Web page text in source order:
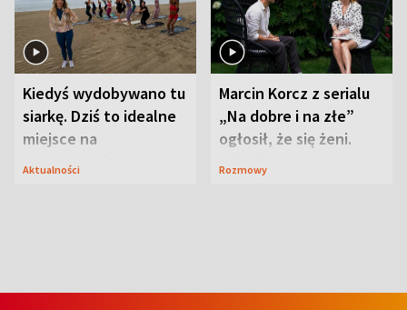
Kiedyś wydobywano tu
siarkę. Dziś to idealne
miejsce na
wypoczynek
Aktualności
Marcin Korcz z serialu
„Na dobre i na złe”
ogłosił, że się żeni.
Zdradził, co zmienił
Rozmowy